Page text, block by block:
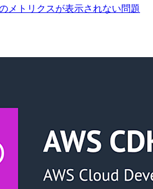
メトリクスが表示されない問題